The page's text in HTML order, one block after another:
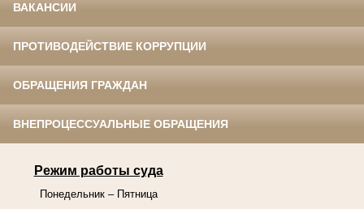
ВАКАНСИИ
ПРОТИВОДЕЙСТВИЕ КОРРУПЦИИ
ОБРАЩЕНИЯ ГРАЖДАН
ВНЕПРОЦЕССУАЛЬНЫЕ ОБРАЩЕНИЯ
Режим работы суда
Понедельник – Пятница